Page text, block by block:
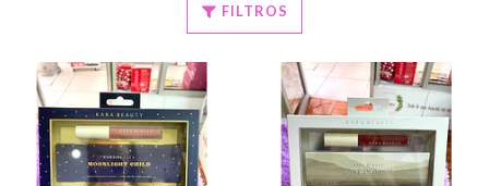
FILTROS